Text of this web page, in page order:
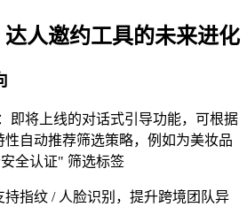
人邀约工具的未来进化
：即将上线的对话式引导功能，可根据
性自动推荐筛选策略，例如为美妆品
全认证" 筛选标签
持指纹 / 人脸识别，提升跨境团队异